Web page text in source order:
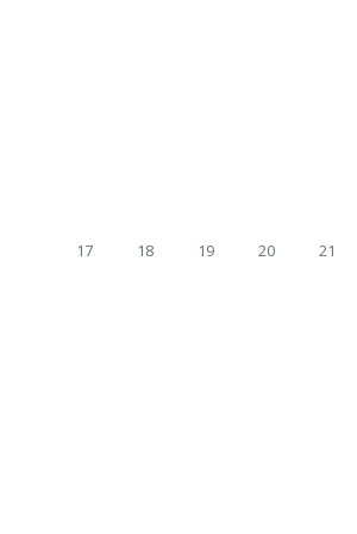
17 18 19 20 21